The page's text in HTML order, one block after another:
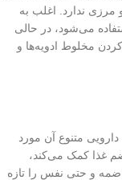
ندارد. اغلب به
می‌شود، در حالی
مخلوط ادویه‌ها و
متنوع آن مورد
غذا کمک می‌کند،
و حتی نفس را تازه